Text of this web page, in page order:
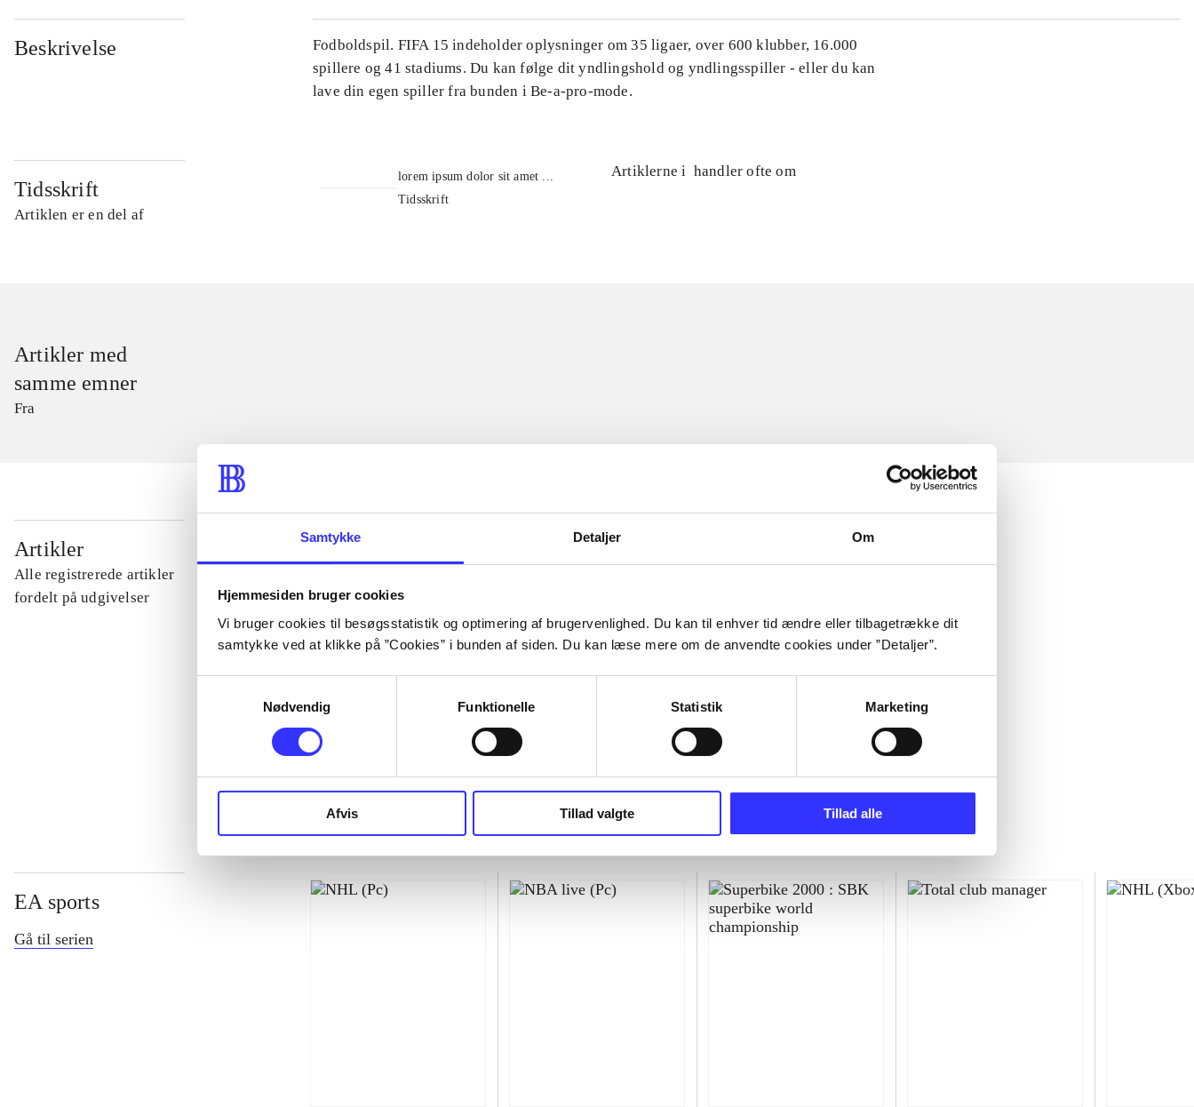
Samtykke Detaljer Om
Hjemmesiden bruger cookies
Vi bruger cookies til besøgsstatistik og optimering af brugervenlighed. Du kan til enhver tid ændre eller tilbagetrække dit
samtykke ved at klikke på ”Cookies” i bunden af siden. Du kan læse mere om de anvendte cookies under ”Detaljer”.
Nødvendig
Funktionelle Statistik Marketing
Afvis Tillad valgte Tillad alle
Beskrivelse
Fodboldspil. FIFA 15 indeholder oplysninger om 35 ligaer, over 600 klubber, 16.000
spillere og 41 stadiums. Du kan følge dit yndlingshold og yndlingsspiller - eller du kan
lave din egen spiller fra bunden i Be-a-pro-mode.
Tidsskrift
Artiklen er en del af
lorem ipsum dolor sit amet ...
Tidsskrift
Artiklerne i handler ofte om
Artikler med
samme emner
Fra
Artikler
Alle registrerede artikler
fordelt på udgivelser
...
...
...
...
EA sports
Gå til serien